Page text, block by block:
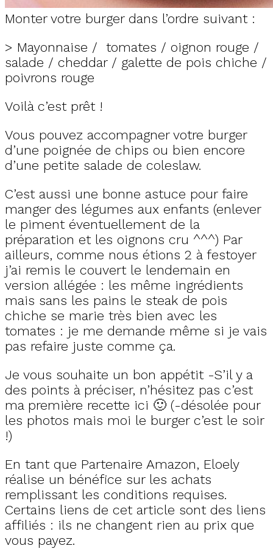
Monter votre burger dans l’ordre suivant :
> Mayonnaise / tomates / oignon rouge /
salade / cheddar / galette de pois chiche /
poivrons rouge
Voilà c’est prêt !
Vous pouvez accompagner votre burger
d’une poignée de chips ou bien encore
d’une petite salade de coleslaw.
C’est aussi une bonne astuce pour faire
manger des légumes aux enfants (enlever
le piment éventuellement de la
préparation et les oignons cru ^^^) Par
ailleurs, comme nous étions 2 à festoyer
j’ai remis le couvert le lendemain en
version allégée : les même ingrédients
mais sans les pains le steak de pois
chiche se marie très bien avec les
tomates : je me demande même si je vais
pas refaire juste comme ça.
Je vous souhaite un bon appétit -S’il y a
des points à préciser, n’hésitez pas c’est
ma première recette ici 🙂 (-désolée pour
les photos mais moi le burger c’est le soir
!)
En tant que Partenaire Amazon, Eloely
réalise un bénéfice sur les achats
remplissant les conditions requises.
Certains liens de cet article sont des liens
affiliés : ils ne changent rien au prix que
vous payez.